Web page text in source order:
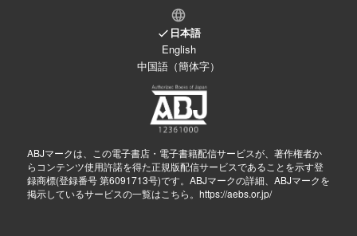
日本語
English
中国語（簡体字）
ABJマークは、この電子書店・電子書籍配信サービスが、著作権者か
らコンテンツ使用許諾を得た正規版配信サービスであることを示す登
録商標(登録番号 第6091713号)です。ABJマークの詳細、ABJマークを
掲示しているサービスの一覧はこちら。 https://aebs.or.jp/